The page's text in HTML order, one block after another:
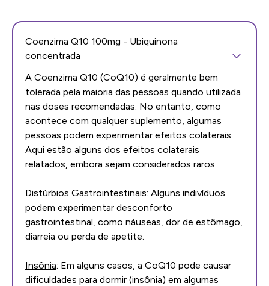
Coenzima Q10 100mg - Ubiquinona
concentrada
A Coenzima Q10 (CoQ10) é geralmente bem
tolerada pela maioria das pessoas quando utilizada
nas doses recomendadas. No entanto, como
acontece com qualquer suplemento, algumas
pessoas podem experimentar efeitos colaterais.
Aqui estão alguns dos efeitos colaterais
relatados, embora sejam considerados raros:
Distúrbios Gastrointestinais: Alguns indivíduos
podem experimentar desconforto
gastrointestinal, como náuseas, dor de estômago,
diarreia ou perda de apetite.
Insônia: Em alguns casos, a CoQ10 pode causar
dificuldades para dormir (insônia) em algumas